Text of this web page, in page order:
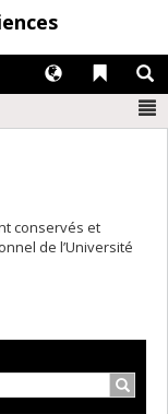
Liens
Langues
conservés et
de l’Université